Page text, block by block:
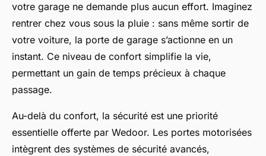
votre garage ne demande plus aucun effort. Imaginez
rentrer chez vous sous la pluie : sans même sortir de
votre voiture, la porte de garage s’actionne en un
instant. Ce niveau de confort simplifie la vie,
permettant un gain de temps précieux à chaque
passage.
Au-delà du confort, la sécurité est une priorité
essentielle offerte par Wedoor. Les portes motorisées
intègrent des systèmes de sécurité avancés,